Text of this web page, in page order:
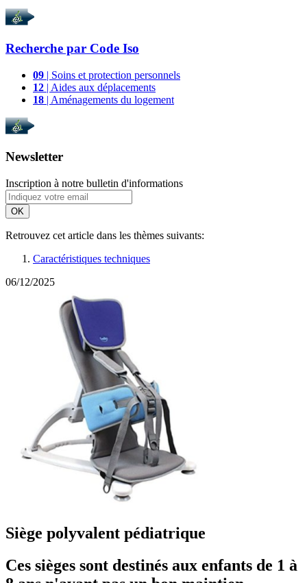
Recherche par Code Iso
09 | Soins et protection personnels
12 | Aides aux déplacements
18 | Aménagements du logement
Newsletter
Inscription à notre bulletin d'informations
OK
Retrouvez cet article dans les thèmes suivants:
Caractéristiques techniques
06/12/2025
Siège polyvalent pédiatrique
Ces sièges sont destinés aux enfants de 1 à